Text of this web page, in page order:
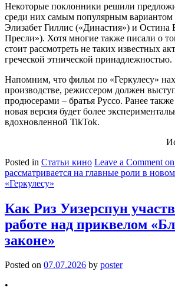
Некоторые поклонники решили
среди них самым популярным вариантом
Элизабет Гиллис («Династия») и Остина
Пресли»). Хотя многие также писали о
стоит рассмотреть не таких известных
греческой этнической принадлежностью.
Напомним, что фильм по «Геркулесу»
производстве, режиссером должен
продюсерами – братья Руссо. Ранее
новая версия будет более
вдохновленной TikTok.
Posted in Статьи кино Leave a Comment
рассматривается на главные роли в
«Геркулесу»
Как Риз Уизерспун
работе над приквелом
законе»
Posted on 07.07.2026 by poster
•